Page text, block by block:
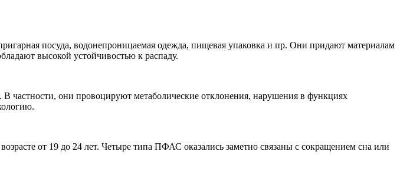
посуда, водонепроницаемая одежда, пищевая упаковка и пр. Они придают материалам
высокой устойчивостью к распаду.
они провоцируют метаболические отклонения, нарушения в функциях
от 19 до 24 лет. Четыре типа ПФАС оказались заметно связаны с сокращением сна или